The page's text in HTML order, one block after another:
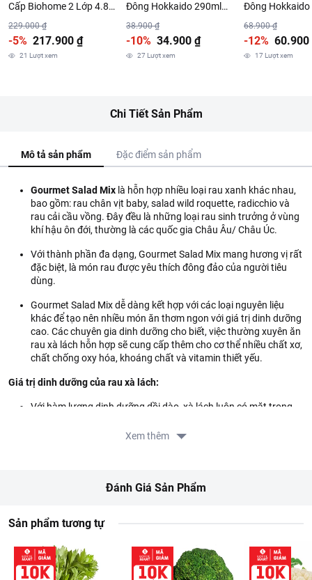
Cấp Biohome 2 Lớp 4.8L
229.000 ₫
-5% 217.900 ₫
21 Lượt xem
Đông Hokkaido 290ml
38.900 ₫
-10% 34.900 ₫
27 Lượt xem
Đông Hokkaido
68.900 ₫
-12% 60.900
17 Lượt xem
Chi Tiết Sản Phẩm
Mô tả sản phẩm Đặc điểm sản phẩm
Gourmet Salad Mix là hỗn hợp nhiều loại rau xanh khác nhau,
bao gồm: rau chân vịt baby, salad wild roquette, radicchio và
rau cải cầu vồng. Đây đều là những loại rau sinh trưởng ở vùng
khí hậu ôn đới, thường là các quốc gia Châu Âu/ Châu Úc.
Với thành phần đa dạng, Gourmet Salad Mix mang hương vị rất
đặc biệt, là món rau được yêu thích đông đảo của người tiêu
dùng.
Gourmet Salad Mix dễ dàng kết hợp với các loại nguyên liệu
khác để tạo nên nhiều món ăn thơm ngon với giá trị dinh dưỡng
cao. Các chuyên gia dinh dưỡng cho biết, việc thường xuyên ăn
rau xà lách hỗn hợp sẽ cung cấp thêm cho cơ thể nhiều chất xơ,
chất chống oxy hóa, khoáng chất và vitamin thiết yếu.
Giá trị dinh dưỡng của rau xà lách:
Với hàm lượng dinh dưỡng dồi dào, xà lách luôn có mặt trong
biến trong thực đơn giảm cân là do lượng calo thấp.
thể sẽ làm tăng mật độ xương bằng cách thúc đẩy hoạt động
Gợi ý món ngon:Dùng cho các món salad trộn, ăn sống kèm với các
Xuất xứ:Úc
Xem thêm
Đánh Giá Sản Phẩm
Sản phẩm tương tự